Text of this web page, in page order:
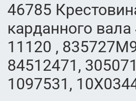
46785
карданного вала
11120 ,
84512471,
1097531,